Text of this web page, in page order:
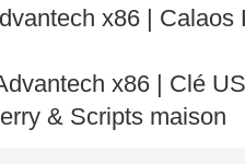
x86 |
x86 | Clé
& Scripts maison